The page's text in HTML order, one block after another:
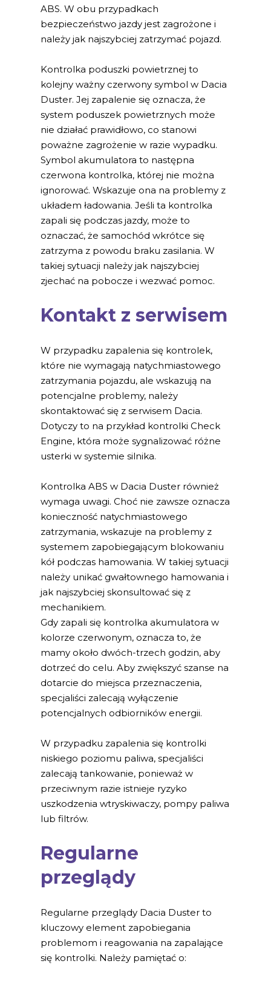
ABS. W obu przypadkach
bezpieczeństwo jazdy jest zagrożone i
należy jak najszybciej zatrzymać pojazd.
Kontrolka poduszki powietrznej to
kolejny ważny czerwony symbol w Dacia
Duster. Jej zapalenie się oznacza, że
system poduszek powietrznych może
nie działać prawidłowo, co stanowi
poważne zagrożenie w razie wypadku.
Symbol akumulatora to następna
czerwona kontrolka, której nie można
ignorować. Wskazuje ona na problemy z
układem ładowania. Jeśli ta kontrolka
zapali się podczas jazdy, może to
oznaczać, że samochód wkrótce się
zatrzyma z powodu braku zasilania. W
takiej sytuacji należy jak najszybciej
zjechać na pobocze i wezwać pomoc.
Kontakt z serwisem
W przypadku zapalenia się kontrolek,
które nie wymagają natychmiastowego
zatrzymania pojazdu, ale wskazują na
potencjalne problemy, należy
skontaktować się z serwisem Dacia.
Dotyczy to na przykład kontrolki Check
Engine, która może sygnalizować różne
usterki w systemie silnika.
Kontrolka ABS w Dacia Duster również
wymaga uwagi. Choć nie zawsze oznacza
konieczność natychmiastowego
zatrzymania, wskazuje na problemy z
systemem zapobiegającym blokowaniu
kół podczas hamowania. W takiej sytuacji
należy unikać gwałtownego hamowania i
jak najszybciej skonsultować się z
mechanikiem.
Gdy zapali się kontrolka akumulatora w
kolorze czerwonym, oznacza to, że
mamy około dwóch-trzech godzin, aby
dotrzeć do celu. Aby zwiększyć szanse na
dotarcie do miejsca przeznaczenia,
specjaliści zalecają wyłączenie
potencjalnych odbiorników energii.
W przypadku zapalenia się kontrolki
niskiego poziomu paliwa, specjaliści
zalecają tankowanie, ponieważ w
przeciwnym razie istnieje ryzyko
uszkodzenia wtryskiwaczy, pompy paliwa
lub filtrów.
Regularne
przeglądy
Regularne przeglądy Dacia Duster to
kluczowy element zapobiegania
problemom i reagowania na zapalające
się kontrolki. Należy pamiętać o: